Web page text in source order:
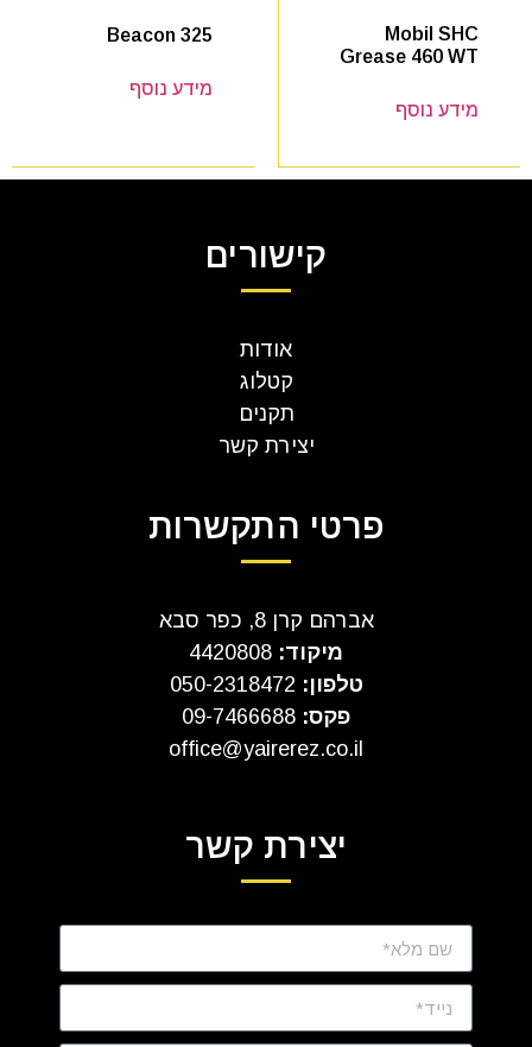
Mobil SHC
Grease 460 WT
מידע נוסף
Beacon 325
מידע נוסף
קישורים
אודות
קטלוג
תקנים
יצירת קשר
פרטי התקשרות
אברהם קרן 8, כפר סבא
מיקוד:
טלפון:
פקס: 09-7466688
office@yairerez.co.il
יצירת קשר